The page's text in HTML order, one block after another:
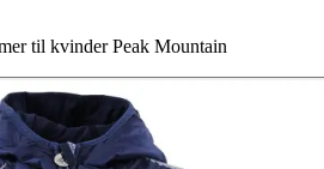
til kvinder Peak Mountain